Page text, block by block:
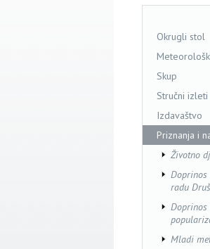
Okrugli stol
Skup
Stručni izleti
Izdavaštvo
Priznanja i
Životno
radu
Mladi